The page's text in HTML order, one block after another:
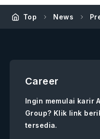
Top News
Career
Ingin memulai karir
Group? Klik link
tersedia.